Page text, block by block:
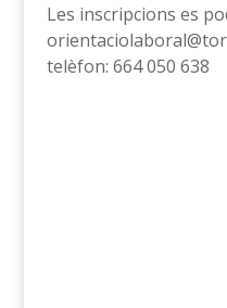
Les inscripcions es
telèfon: 664 050 638